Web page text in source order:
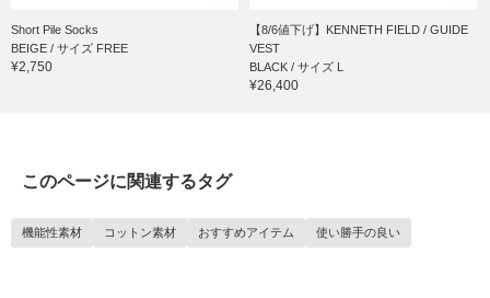
Short Pile Socks
BEIGE / サイズ FREE
¥2,750
【8/6値下げ】KENNETH FIELD / GUIDE
VEST
BLACK / サイズ L
¥26,400
このページに関連するタグ
機能性素材 コットン素材 おすすめアイテム 使い勝手の良い